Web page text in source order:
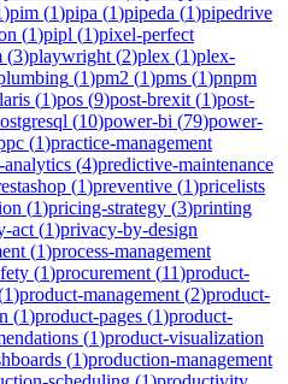
)pim (1)pipa (1)pipeda (1)pipedrive
(1)pipl (1)pixel-perfect
(3)playwright (2)plex (1)plex-
(1)pm2 (1)pms (1)pnpm
(1)pos (9)post-brexit (1)post-
(10)power-bi (79)power-
(1)practice-management
(4)predictive-maintenance
(1)preventive (1)pricelists
(1)pricing-strategy (3)printing
act (1)privacy-by-design
(1)process-management
(1)procurement (11)product-
1)product-management (2)product-
(1)product-pages (1)product-
(1)product-visualization
(1)production-management